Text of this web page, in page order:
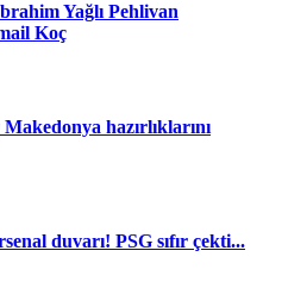
Yağlı Pehlivan
Koç
hazırlıklarını
duvarı! PSG sıfır çekti...